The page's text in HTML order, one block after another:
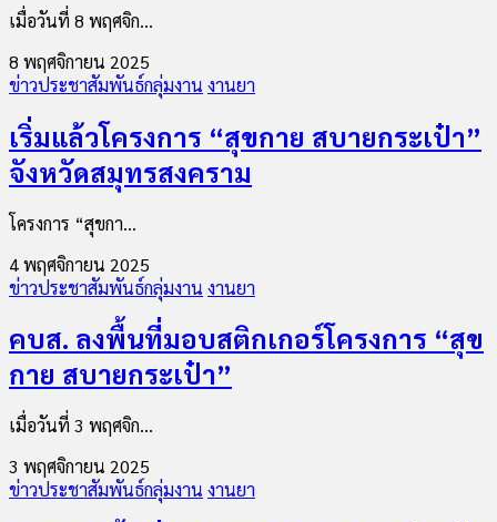
เมื่อวันที่ 8 พฤศจิก...
8 พฤศจิกายน 2025
ข่าวประชาสัมพันธ์กลุ่มงาน งานยา
เริ่มแล้วโครงการ “สุขกาย สบายกระเป๋า”
จังหวัดสมุทรสงคราม
โครงการ “สุขกา...
4 พฤศจิกายน 2025
ข่าวประชาสัมพันธ์กลุ่มงาน งานยา
คบส. ลงพื้นที่มอบสติกเกอร์โครงการ “สุข
กาย สบายกระเป๋า”
เมื่อวันที่ 3 พฤศจิก...
3 พฤศจิกายน 2025
ข่าวประชาสัมพันธ์กลุ่มงาน งานยา